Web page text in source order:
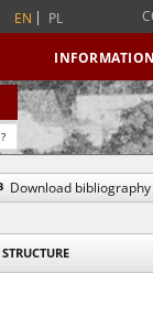
EN PL
?
Download
STRUCTURE